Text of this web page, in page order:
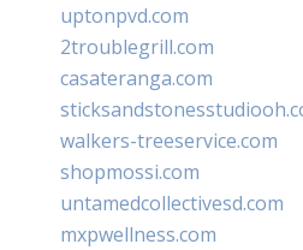
uptonpvd.com
2troublegrill.com
casateranga.com
walkers-treeservice.com
shopmossi.com
untamedcollectivesd.com
mxpwellness.com